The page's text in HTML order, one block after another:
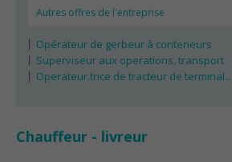
Autres offres de l'entreprise
Opérateur de gerbeur à conteneurs
Superviseur aux operations, transport
Operateur.trice de tracteur de terminal...
Chauffeur - livreur